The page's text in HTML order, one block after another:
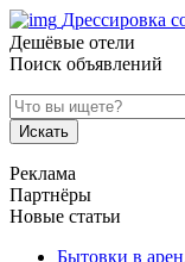
Дрессировка
Дешёвые отели
Поиск объявлений
Искать
Реклама
Партнёры
Новые статьи
Бытовки в